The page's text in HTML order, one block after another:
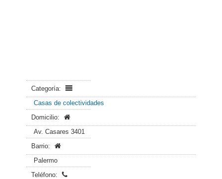
Categoría:
Casas de colectividades
Domicilio:
Av. Casares 3401
Barrio:
Palermo
Teléfono: